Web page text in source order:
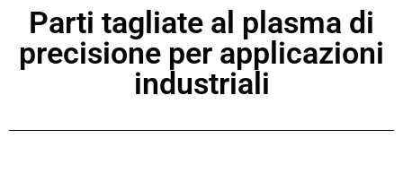
Parti tagliate al plasma di
precisione per applicazioni
industriali